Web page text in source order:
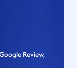
Review,